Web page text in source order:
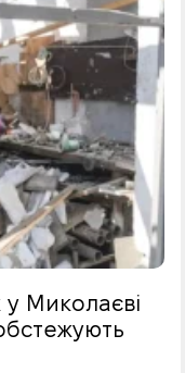
у Миколаєві